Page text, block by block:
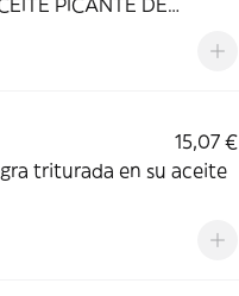
PICANTE DE
15,07 €
triturada en su aceite